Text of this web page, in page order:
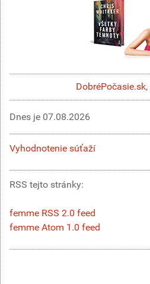
DobréPočasie.sk,
Dnes je 07.08.2026
Vyhodnotenie súťaží
RSS tejto stránky:
femme RSS 2.0 feed
femme Atom 1.0 feed